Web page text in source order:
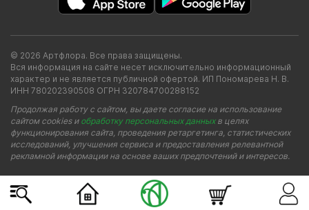
© 2026 Артфлора. Все права защищены.
Вся информация на сайте несет исключительно информационный
характер и не является публичной офертой. ИП Пономарева Н. В.
ИНН 780202390508 ОГРН 320784700288152
Продолжая работу с сайтом, вы даете согласие на использование
сайтом cookies и обработку персональных данныхв целях
функционирования сайта, проведения ретаргетинга, статистических
исследований, улучшения сервиса и предоставления релевантной
рекламной информации на основе ваших предпочтений и интересов.